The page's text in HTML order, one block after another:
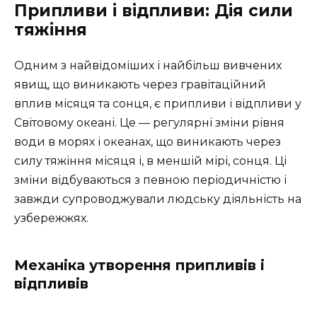
Припливи і відпливи: Дія сили
тяжіння
Одним з найвідоміших і найбільш вивчених
явищ, що виникають через гравітаційний
вплив місяця та сонця, є припливи і відпливи у
Світовому океані. Це — регулярні зміни рівня
води в морях і океанах, що виникають через
силу тяжіння місяця і, в меншій мірі, сонця. Ці
зміни відбуваються з певною періодичністю і
завжди супроводжували людську діяльність на
узбережжях.
Механіка утворення припливів і
відпливів